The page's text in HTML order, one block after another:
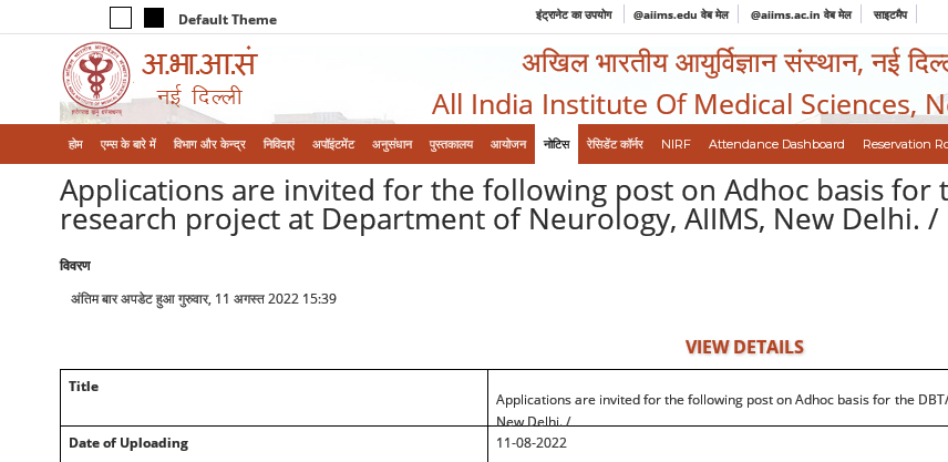
Default Theme इंट्रानेट का उपयोग @aiims.edu वेब मेल @aiims.ac.in वेब मेल साइटमैप
अखिल भारतीय आयुर्विज्ञान संस्थान, नई
All India Institute Of Medical Sciences,
होम एम्‍स के बारे में विभाग और केन्‍द्र निविदाएं अपॉइंटमेंट अनुसंधान पुस्तकालय आयोजन नोटिस रेसिडेंट कॉर्नर NIRF Attendance Dashboard Reservation
Applications are invited for the following post on Adhoc basis for
research project at Department of Neurology, AIIMS, New Delhi. /
विवरण
अंतिम बार अपडेट हुआ गुरुवार, 11 अगस्त 2022 15:39
VIEW DETAILS
Title
Applications are invited for the following post on Adhoc basis for the
New Delhi. /
Date of Uploading
11-08-2022